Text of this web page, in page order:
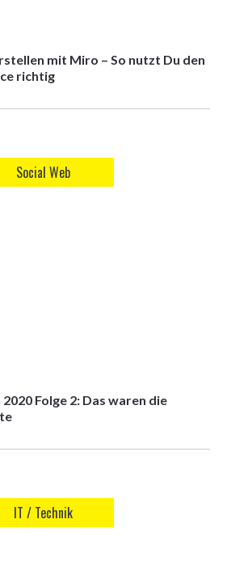
mit Miro – So nutzt Du den
richtig
Social Web
Folge 2: Das waren die
IT / Technik